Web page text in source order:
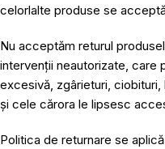
celorlalte produse se
Nu acceptăm returul
intervenții neautorizate, care
excesivă, zgârieturi,
și cele cărora le lipsesc
Politica de returnare se